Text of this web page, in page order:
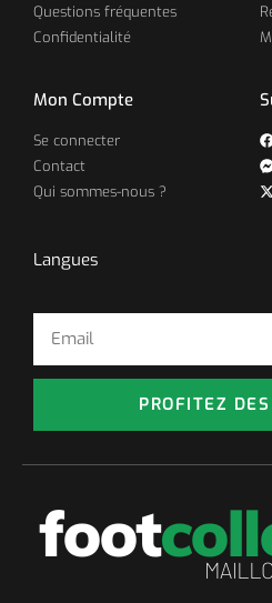
Questions fréquentes
Confidentialité
Mon Compte
Se connecter
Contact
Qui sommes-nous ?
Langues
PROFITEZ